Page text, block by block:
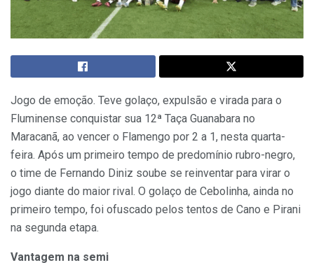
Jogo de emoção. Teve golaço, expulsão e virada para o
Fluminense conquistar sua 12ª Taça Guanabara no
Maracanã, ao vencer o Flamengo por 2 a 1, nesta quarta-
feira. Após um primeiro tempo de predomínio rubro-negro,
o time de Fernando Diniz soube se reinventar para virar o
jogo diante do maior rival. O golaço de Cebolinha, ainda no
primeiro tempo, foi ofuscado pelos tentos de Cano e Pirani
na segunda etapa.
Vantagem na semi